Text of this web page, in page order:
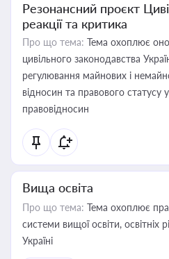
Резонансний проєкт
реакції та критика
Про що тема: Тема охоплює
цивільного законодавства
регулювання майнових і
відносин та правового статусу
правовідносин
Вища освіта
Про що тема: Тема охоплює
системи вищої освіти, освітніх
Україні